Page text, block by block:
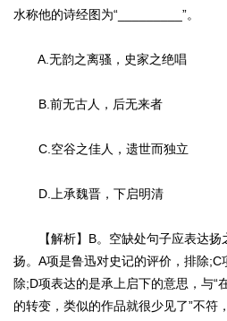
水称他的诗经图为“_________”。
A.无韵之离骚，史家之绝唱
B.前无古人，后无来者
C.空谷之佳人，遗世而独立
D.上承魏晋，下启明清
【解析】B。空缺处句子应表达扬
扬。A项是鲁迅对史记的评价，排除
除;D项表达的是承上启下的意思，与“
的转变，类似的作品就很少见了”不符